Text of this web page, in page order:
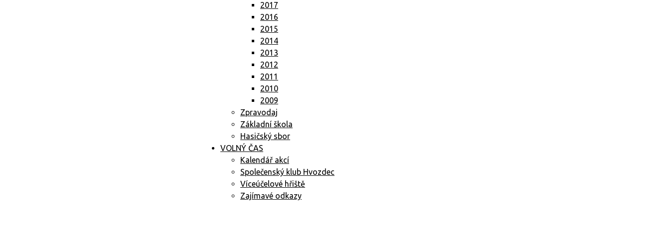
2017
2016
2015
2014
2013
2012
2011
2010
2009
Zpravodaj
Základní škola
Hasičský sbor
VOLNÝ ČAS
Kalendář akcí
Společenský klub Hvozdec
Víceúčelové hřiště
Zajímavé odkazy